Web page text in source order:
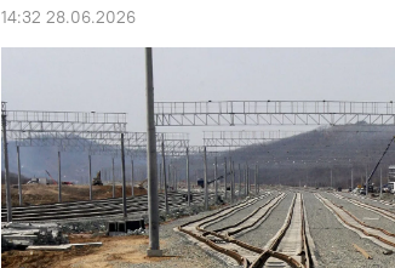
14:32 28.06.2026